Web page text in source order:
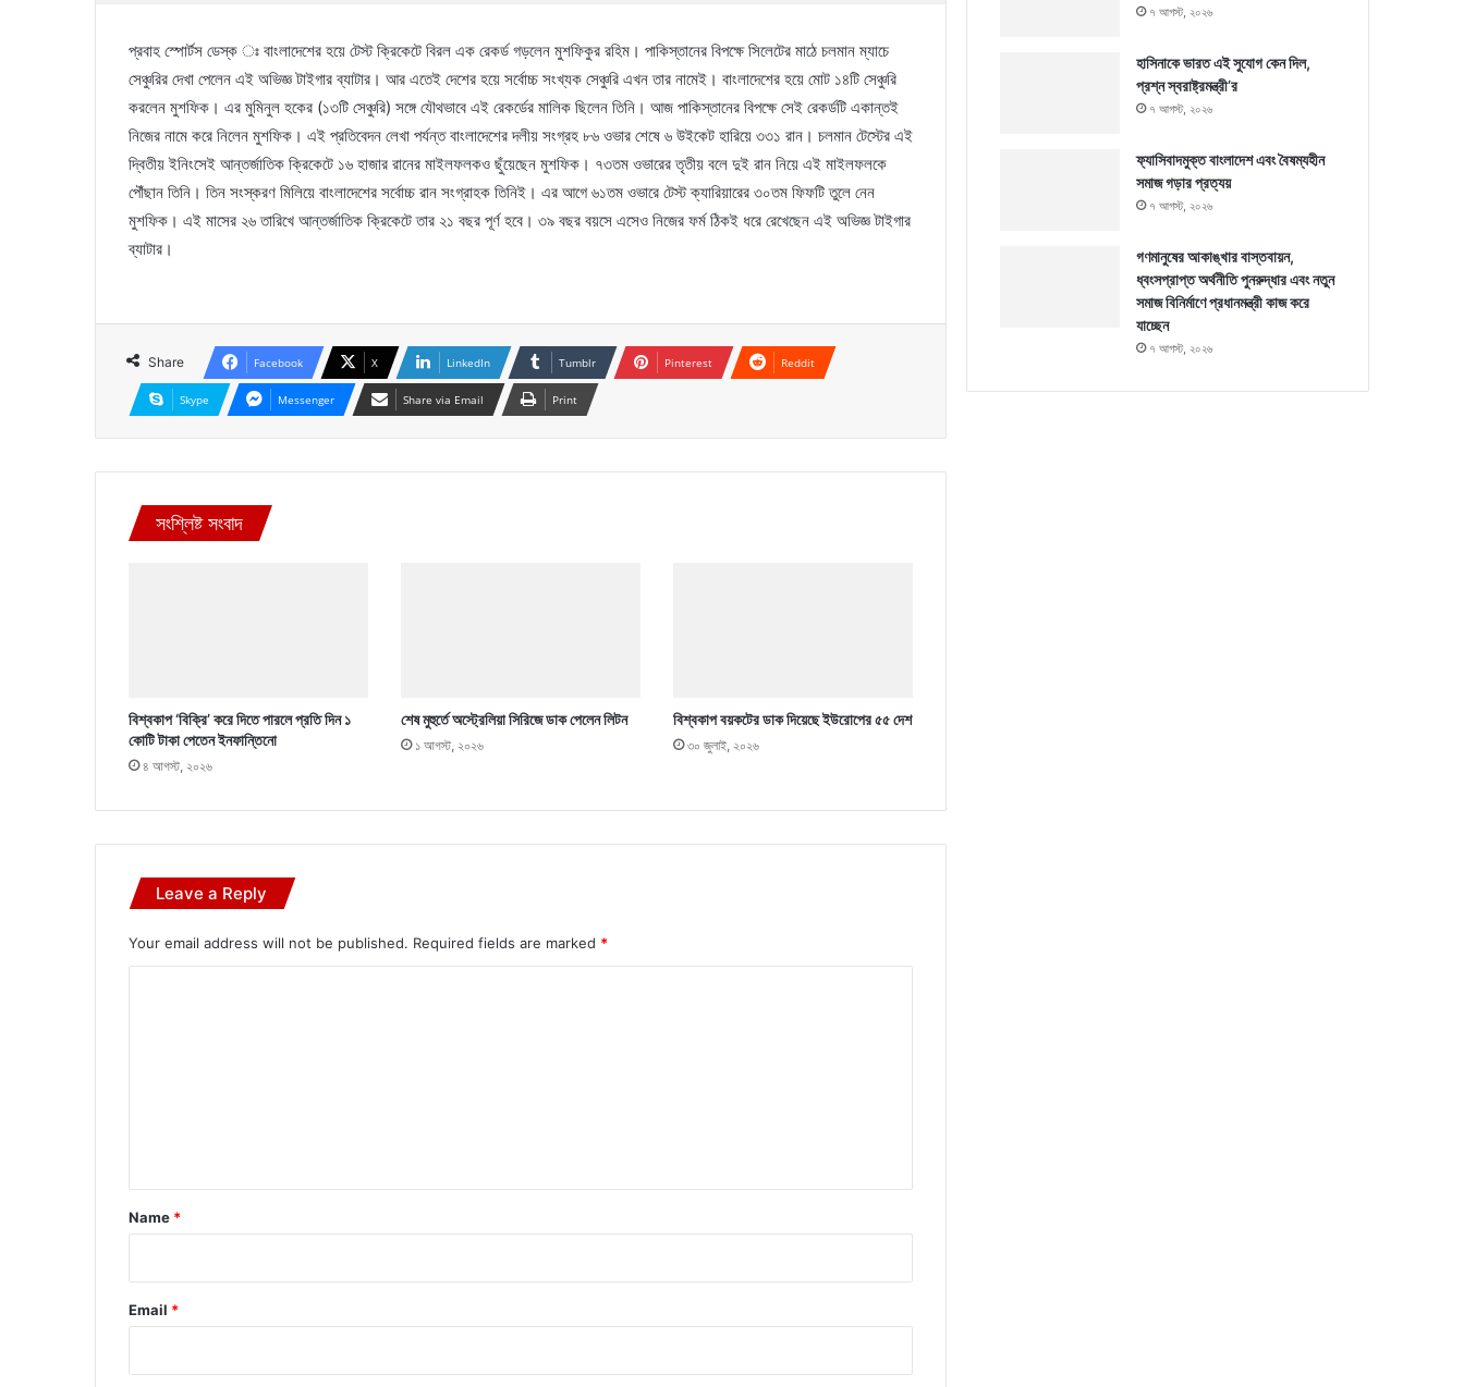
প্রবাহ স্পোর্টস ডেস্ক ঃ বাংলাদেশের হয়ে টেস্ট ক্রিকেটে বিরল এক রেকর্ড গড়লেন মুশফিকুর রহিম। পাকিস্তানের বিপক্ষে সিলেটের মাঠে চলমান ম্যাচে
সেঞ্চুরির দেখা পেলেন এই অভিজ্ঞ টাইগার ব্যাটার। আর এতেই দেশের হয়ে সর্বোচ্চ সংখ্যক সেঞ্চুরি এখন তার নামেই। বাংলাদেশের হয়ে মোট ১৪টি সেঞ্চুরি
করলেন মুশফিক। এর মুমিনুল হকের (১৩টি সেঞ্চুরি) সঙ্গে যৌথভাবে এই রেকর্ডের মালিক ছিলেন তিনি। আজ পাকিস্তানের বিপক্ষে সেই রেকর্ডটি একান্তই
নিজের নামে করে নিলেন মুশফিক। এই প্রতিবেদন লেখা পর্যন্ত বাংলাদেশের দলীয় সংগ্রহ ৮৬ ওভার শেষে ৬ উইকেট হারিয়ে ৩৩১ রান। চলমান টেস্টের এই
দ্বিতীয় ইনিংসেই আন্তর্জাতিক ক্রিকেটে ১৬ হাজার রানের মাইলফলকও ছুঁয়েছেন মুশফিক। ৭৩তম ওভারের তৃতীয় বলে দুই রান নিয়ে এই মাইলফলকে
পৌঁছান তিনি। তিন সংস্করণ মিলিয়ে বাংলাদেশের সর্বোচ্চ রান সংগ্রাহক তিনিই। এর আগে ৬১তম ওভারে টেস্ট ক্যারিয়ারের ৩০তম ফিফটি তুলে নেন
মুশফিক। এই মাসের ২৬ তারিখে আন্তর্জাতিক ক্রিকেটে তার ২১ বছর পূর্ণ হবে। ৩৯ বছর বয়সে এসেও নিজের ফর্ম ঠিকই ধরে রেখেছেন এই অভিজ্ঞ টাইগার
ব্যাটার।
Share Facebook X LinkedIn Tumblr Pinterest Reddit
Skype Messenger Share via Email Print
সংশ্লিষ্ট সংবাদ
বিশ্বকাপ ‘বিক্রি’ করে দিতে পারলে প্রতি দিন ১
কোটি টাকা পেতেন ইনফান্তিনো
৪ আগস্ট, ২০২৬
শেষ মুহুর্তে অস্ট্রেলিয়া সিরিজে ডাক পেলেন লিটন
১ আগস্ট, ২০২৬
বিশ্বকাপ বয়কটের ডাক দিয়েছে ইউরোপের ৫৫ দেশ
৩০ জুলাই, ২০২৬
Leave a Reply
Your email address will not be published. Required fields are marked *
*
Name *
Email *
৭ আগস্ট, ২০২৬
হাসিনাকে ভারত এই সুযোগ কেন দিল,
প্রশ্ন স্বরাষ্ট্রমন্ত্রী’র
৭ আগস্ট, ২০২৬
ফ্যাসিবাদমুক্ত বাংলাদেশ এবং বৈষম্যহীন
সমাজ গড়ার প্রত্যয়
৭ আগস্ট, ২০২৬
গণমানুষের আকাঙ্খার বাস্তবায়ন,
ধ্বংসপ্রাপ্ত অর্থনীতি পুনরুদ্ধার এবং নতুন
সমাজ বিনির্মাণে প্রধানমন্ত্রী কাজ করে
যাচ্ছেন
৭ আগস্ট, ২০২৬